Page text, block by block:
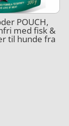
POUCH,
med fisk &
til hunde fra